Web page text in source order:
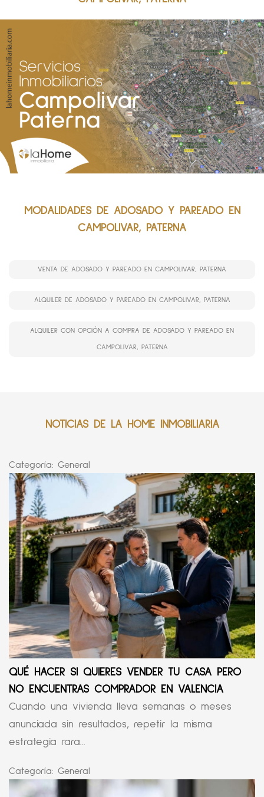
MODALIDADES DE ADOSADO Y PAREADO EN
CAMPOLIVAR, PATERNA
VENTA DE ADOSADO Y PAREADO EN CAMPOLIVAR, PATERNA
ALQUILER DE ADOSADO Y PAREADO EN CAMPOLIVAR, PATERNA
ALQUILER CON OPCIÓN A COMPRA DE ADOSADO Y PAREADO EN
CAMPOLIVAR, PATERNA
NOTICIAS DE LA HOME INMOBILIARIA
Categoría: General
QUÉ HACER SI QUIERES VENDER TU CASA PERO
NO ENCUENTRAS COMPRADOR EN VALENCIA
Cuando una vivienda lleva semanas o meses
anunciada sin resultados, repetir la misma
estrategia rara...
Categoría: General